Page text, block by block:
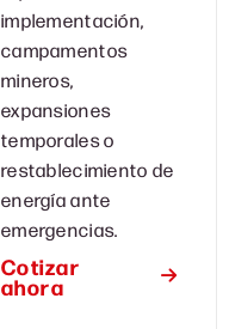
implementación,
campamentos
mineros,
expansiones
temporales o
restablecimiento de
energía ante
emergencias.
Cotizar
ahora